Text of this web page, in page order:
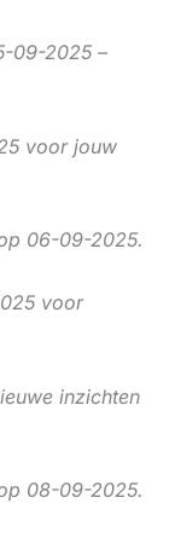
09-2025 –
voor jouw
06-09-2025.
voor
inzichten
08-09-2025.